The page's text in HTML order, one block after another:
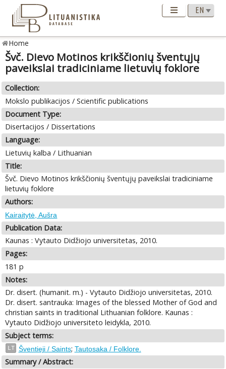
Home
Švč. Dievo Motinos krikščionių šventųjų
paveikslai tradiciniame lietuvių foklore
Collection:
Mokslo publikacijos / Scientific publications
Document Type:
Disertacijos / Dissertations
Language:
Lietuvių kalba / Lithuanian
Title:
Švč. Dievo Motinos krikščionių šventųjų paveikslai tradiciniame
lietuvių foklore
Authors:
Kairaitytė, Aušra
Publication Data:
Kaunas : Vytauto Didžiojo universitetas, 2010.
Pages:
181 p
Notes:
Dr. disert. (humanit. m.) - Vytauto Didžiojo universitetas, 2010.
Dr. disert. santrauka: Images of the blessed Mother of God and
christian saints in traditional Lithuanian folklore. Kaunas :
Vytauto Didžiojo universiteto leidykla, 2010.
Subject terms:
LT Šventieji / Saints; Tautosaka / Folklore.
Summary / Abstract: